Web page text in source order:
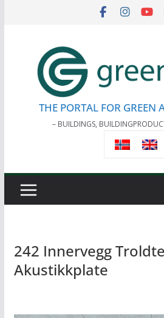
THE PORTAL FOR GREEN
– BUILDINGS,
242 Innervegg
Akustikkplate